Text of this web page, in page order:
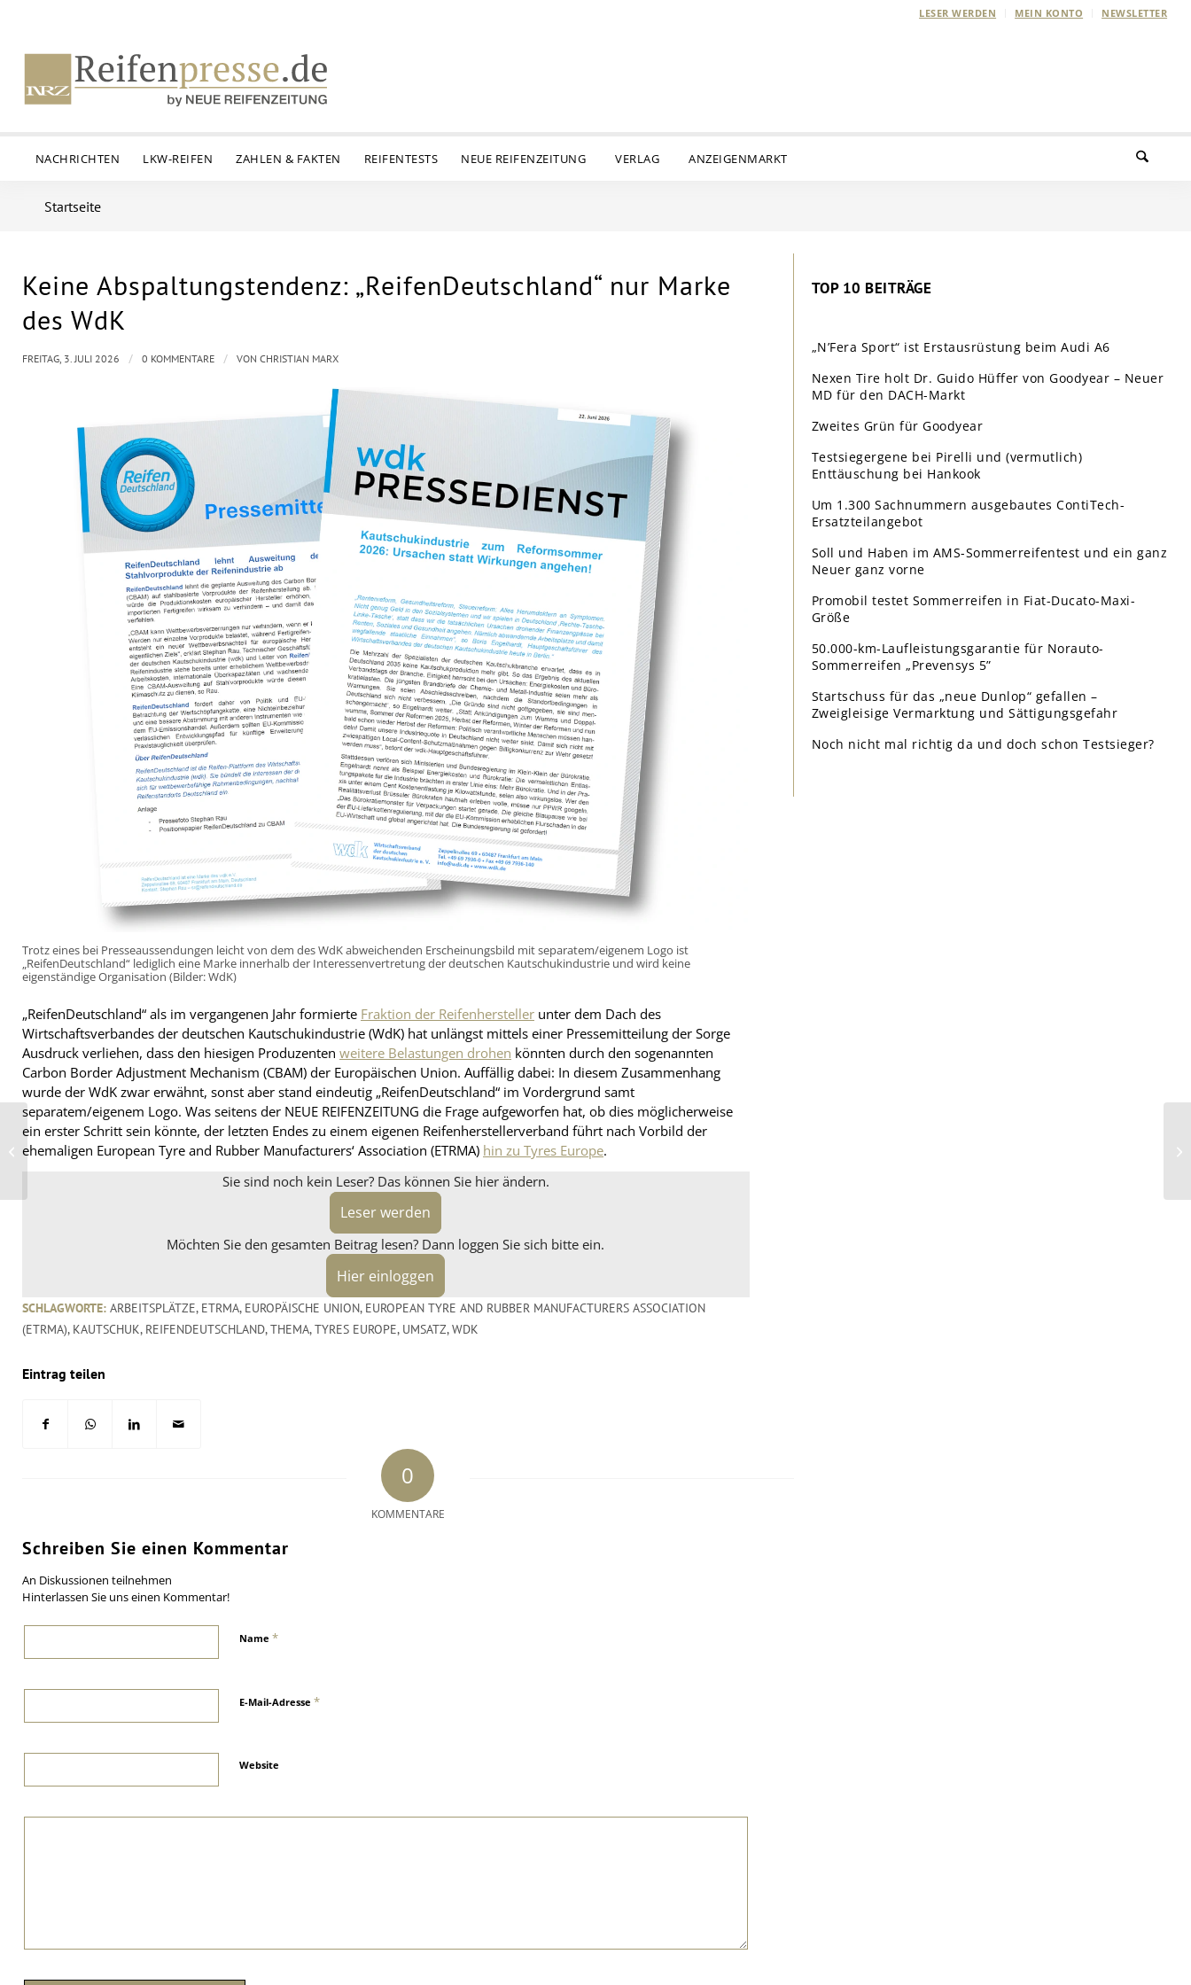
LESER WERDEN MEIN KONTO NEWSLETTER
NACHRICHTEN LKW-REIFEN ZAHLEN & FAKTEN REIFENTESTS NEUE REIFENZEITUNG VERLAG ANZEIGENMARKT
Startseite
Keine Abspaltungstendenz: „ReifenDeutschland“ nur Marke
des WdK
Trotz eines bei Presseaussendungen leicht von dem des WdK abweichenden Erscheinungsbild mit separatem/eigenem Logo ist
„ReifenDeutschland“ lediglich eine Marke innerhalb der Interessenvertretung der deutschen Kautschukindustrie und wird keine
eigenständige Organisation (Bilder: WdK)
„ReifenDeutschland“ als im vergangenen Jahr formierte Fraktion der Reifenhersteller unter dem Dach des
Wirtschaftsverbandes der deutschen Kautschukindustrie (WdK) hat unlängst mittels einer Pressemitteilung der Sorge
Ausdruck verliehen, dass den hiesigen Produzenten weitere Belastungen drohen könnten durch den sogenannten
Carbon Border Adjustment Mechanism (CBAM) der Europäischen Union. Auffällig dabei: In diesem Zusammenhang
wurde der WdK zwar erwähnt, sonst aber stand eindeutig „ReifenDeutschland“ im Vordergrund samt
separatem/eigenem Logo. Was seitens der NEUE REIFENZEITUNG die Frage aufgeworfen hat, ob dies möglicherweise
ein erster Schritt sein könnte, der letzten Endes zu einem eigenen Reifenherstellerverband führt nach Vorbild der
ehemaligen European Tyre and Rubber Manufacturers‘ Association (ETRMA) hin zu Tyres Europe.
Sie sind noch kein Leser? Das können Sie hier ändern.
Leser werden
Möchten Sie den gesamten Beitrag lesen? Dann loggen Sie sich bitte ein.
Hier einloggen
FREITAG, 3. JULI 2026 / 0 KOMMENTARE / VON CHRISTIAN MARX
SCHLAGWORTE: ARBEITSPLÄTZE, ETRMA, EUROPÄISCHE UNION, EUROPEAN TYRE AND RUBBER MANUFACTURERS ASSOCIATION
(ETRMA), KAUTSCHUK, REIFENDEUTSCHLAND,THEMA,TYRES EUROPE, UMSATZ,WDK
Eintrag teilen
0
KOMMENTARE
Schreiben Sie einen Kommentar
An Diskussionen teilnehmen
Hinterlassen Sie uns einen Kommentar!
Name *
E-Mail-Adresse *
Website
TOP 10 BEITRÄGE
„N’Fera Sport“ ist Erstausrüstung beim Audi A6
Nexen Tire holt Dr. Guido Hüffer von Goodyear – Neuer
MD für den DACH-Markt
Zweites Grün für Goodyear
Testsiegergene bei Pirelli und (vermutlich)
Enttäuschung bei Hankook
Um 1.300 Sachnummern ausgebautes ContiTech-
Ersatzteilangebot
Soll und Haben im AMS-Sommerreifentest und ein ganz
Neuer ganz vorne
Promobil testet Sommerreifen in Fiat-Ducato-Maxi-
Größe
50.000-km-Laufleistungsgarantie für Norauto-
Sommerreifen „Prevensys 5”
Startschuss für das „neue Dunlop“ gefallen –
Zweigleisige Vermarktung und Sättigungsgefahr
Noch nicht mal richtig da und doch schon Testsieger?
Goodyear Van bietet
im Fan Village des
Truck Grand Prix